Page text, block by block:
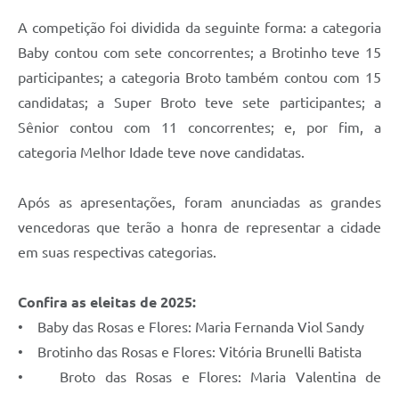
Telefones Úteis
Transparência
SIC
A competição foi dividida da seguinte forma: a categoria
Baby contou com sete concorrentes; a Brotinho teve 15
participantes; a categoria Broto também contou com 15
candidatas; a Super Broto teve sete participantes; a
Sênior contou com 11 concorrentes; e, por fim, a
categoria Melhor Idade teve nove candidatas.
Após as apresentações, foram anunciadas as grandes
vencedoras que terão a honra de representar a cidade
em suas respectivas categorias.
Confira as eleitas de 2025:
• Baby das Rosas e Flores: Maria Fernanda Viol Sandy
• Brotinho das Rosas e Flores: Vitória Brunelli Batista
• Broto das Rosas e Flores: Maria Valentina de